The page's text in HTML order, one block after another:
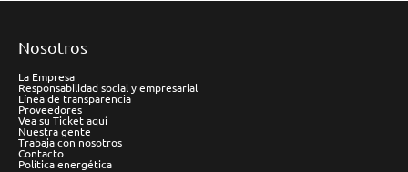
Nosotros
La Empresa
Responsabilidad social y empresarial
Línea de transparencia
Proveedores
Vea su Ticket aquí
Nuestra gente
Trabaja con nosotros
Contacto
Política energética